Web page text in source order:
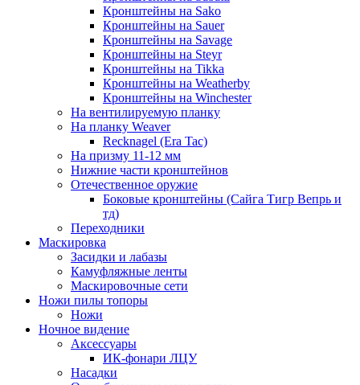
Кронштейны на Sako
Кронштейны на Sauer
Кронштейны на Savage
Кронштейны на Steyr
Кронштейны на Tikka
Кронштейны на Weatherby
Кронштейны на Winchester
На вентилируемую планку
На планку Weaver
Recknagel (Era Tac)
На призму 11-12 мм
Нижние части кронштейнов
Отечественное оружие
Боковые кронштейны (Сайга Тигр Вепрь и
тд)
Переходники
Маскировка
Засидки и лабазы
Камуфляжные ленты
Маскировочные сети
Ножи пилы топоры
Ножи
Ночное видение
Аксессуары
ИК-фонари ЛЦУ
Насадки